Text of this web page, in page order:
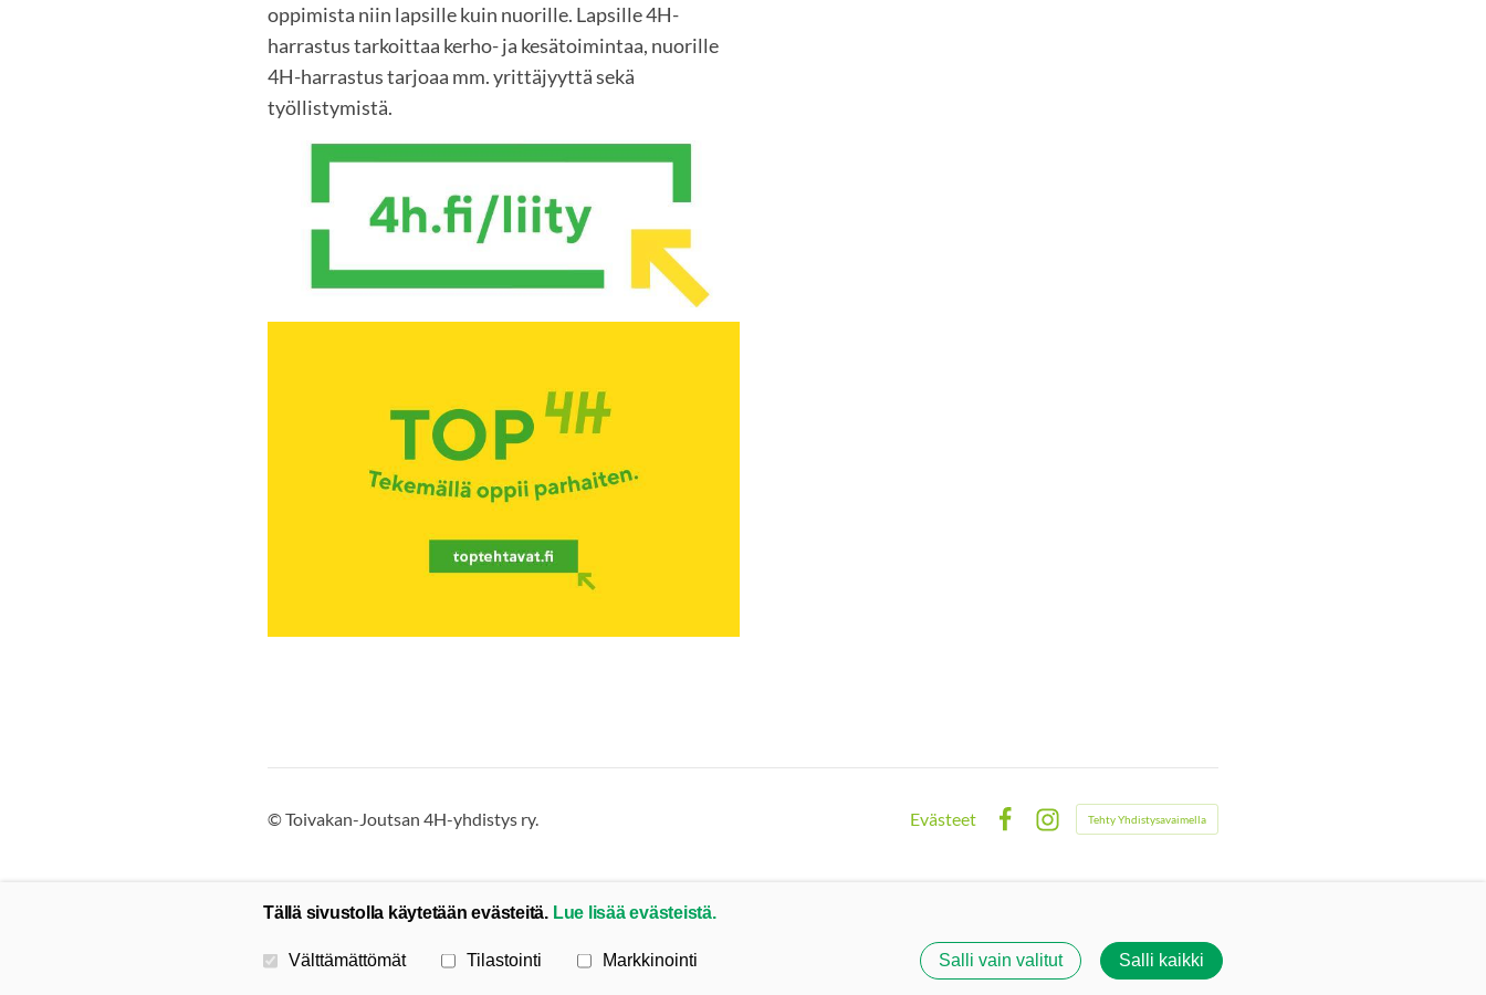
oppimista niin lapsille kuin nuorille. Lapsille 4H-
harrastus tarkoittaa kerho- ja kesätoimintaa, nuorille
4H-harrastus tarjoaa mm. yrittäjyyttä sekä
työllistymistä.
©Toivakan-Joutsan 4H-yhdistys ry.
Evästeet
Instagram
Tehty Yhdistysavaimella
Tällä sivustolla käytetään evästeitä. Lue lisää evästeistä.
Valitse käytettävät evästeet
Välttämättömät Tilastointi Markkinointi Salli vain valitut Salli kaikki